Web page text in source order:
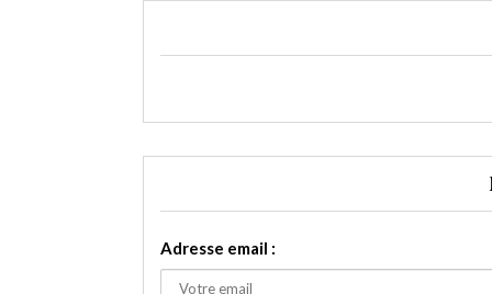
Adresse email :